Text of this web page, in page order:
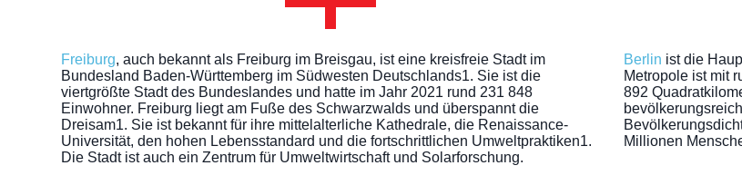
Freiburg, auch bekannt als Freiburg im Breisgau, ist eine kreisfreie Stadt im
Bundesland Baden-Württemberg im Südwesten Deutschlands1. Sie ist die
viertgrößte Stadt des Bundeslandes und hatte im Jahr 2021 rund 231 848
Einwohner. Freiburg liegt am Fuße des Schwarzwalds und überspannt die
Dreisam1. Sie ist bekannt für ihre mittelalterliche Kathedrale, die Renaissance-
Universität, den hohen Lebensstandard und die fortschrittlichen Umweltpraktiken1.
Die Stadt ist auch ein Zentrum für Umweltwirtschaft und Solarforschung.
Berlin ist die
Metropole ist mit
892
Millionen